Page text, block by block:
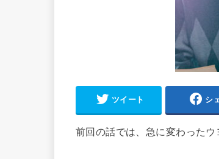
ツイート シ
前回の話では、急に変わったウ